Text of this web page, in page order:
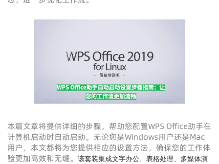
本篇文章将提供详细的步骤，帮助您配置WPS Office助手在
计算机启动时自动启动。无论您是Windows用户还是Mac
用户，本文都将为您提供相应的设置方法，确保您的工作体
验更加高效和无缝。
该套装集成文字办公、表格处理、多媒体演